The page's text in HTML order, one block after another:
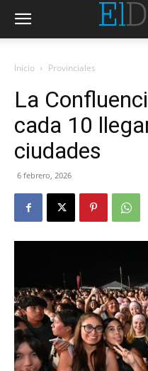
Inicio Provinciales
La
cada 10
ciudades
6 febrero, 2026